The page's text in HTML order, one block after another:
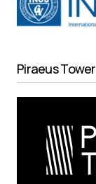
Piraeus Tower